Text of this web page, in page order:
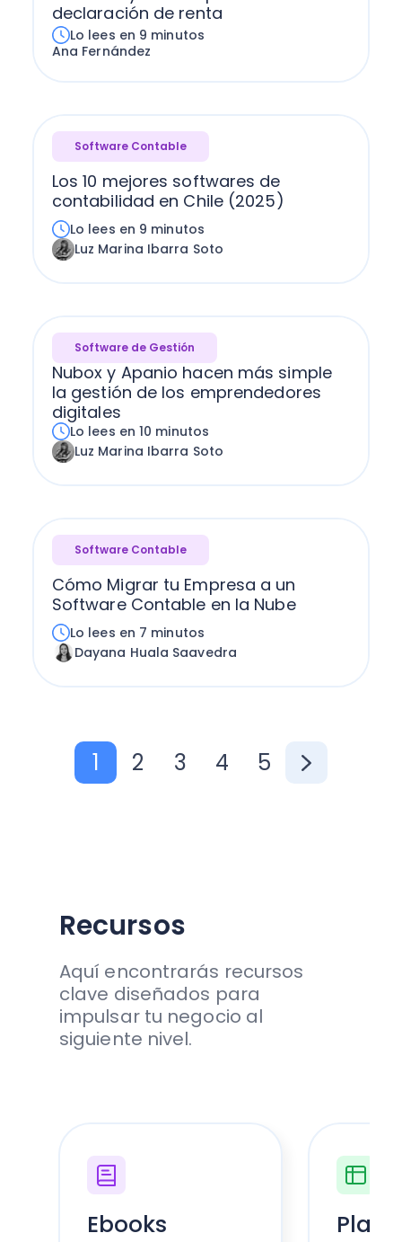
declaración de renta
Lo lees en 9 minutos
Ana Fernández
Software Contable
Los 10 mejores softwares de
contabilidad en Chile (2025)
Lo lees en 9 minutos
Luz Marina Ibarra Soto
Software de Gestión
Nubox y Apanio hacen más simple
la gestión de los emprendedores
digitales
Lo lees en 10 minutos
Luz Marina Ibarra Soto
Software Contable
Cómo Migrar tu Empresa a un
Software Contable en la Nube
Lo lees en 7 minutos
Dayana Huala Saavedra
1 2 3 4 5
Recursos
Aquí encontrarás recursos
clave diseñados para
impulsar tu negocio al
siguiente nivel.
Ebooks